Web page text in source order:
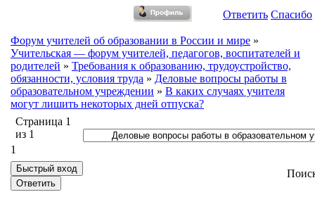
Ответить Спасибо
Форум учителей об образовании в России и мире »
Учительская — форум учителей, педагогов, воспитателей и
родителей » Требования к образованию, трудоустройство,
обязанности, условия труда » Деловые вопросы работы в
образовательном учреждении » В каких случаях учителя
могут лишить некоторых дней отпуска?
Страница 1
из 1
1